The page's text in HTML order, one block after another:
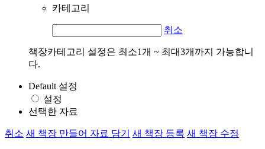
카테고리
취소
책장카테고리 설정은 최소1개 ~ 최대3개까지 가능합니
다.
Default 설정
설정
선택한 자료
취소 새 책장 만들어 자료 담기 새 책장 등록 새 책장 수정